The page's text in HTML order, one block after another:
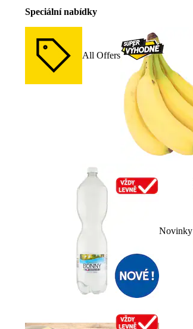
Speciální nabídky
All Offers
Novinky